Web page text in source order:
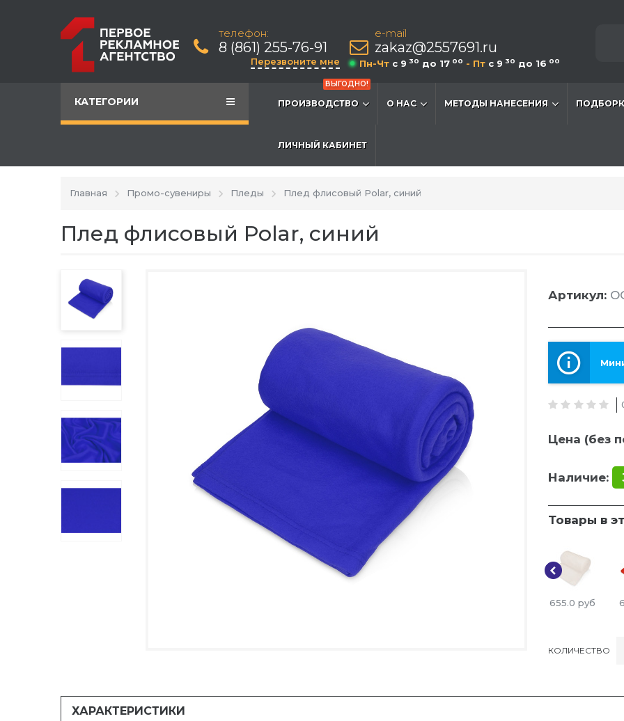
телефон:
8 (861) 255-76-91
Перезвоните мне
e-mail
zakaz@2557691.ru
Пн-Чт c 9 30 до 17 00 - Пт c 9 30 до 16 00
КАТЕГОРИИ
ВЫГОДНО!
ПРОИЗВОДСТВО О НАС МЕТОДЫ НАНЕСЕНИЯ
ЛИЧНЫЙ КАБИНЕТ
Главная Промо-сувениры Пледы Плед флисовый Polar, синий
Плед флисовый Polar, синий
Артикул:
Цена (без
Наличие:
Товары в
655.0 руб
КОЛИЧЕСТВО
ХАРАКТЕРИСТИКИ